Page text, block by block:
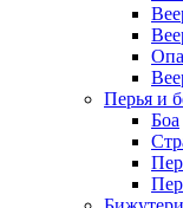
Перья и
Боа